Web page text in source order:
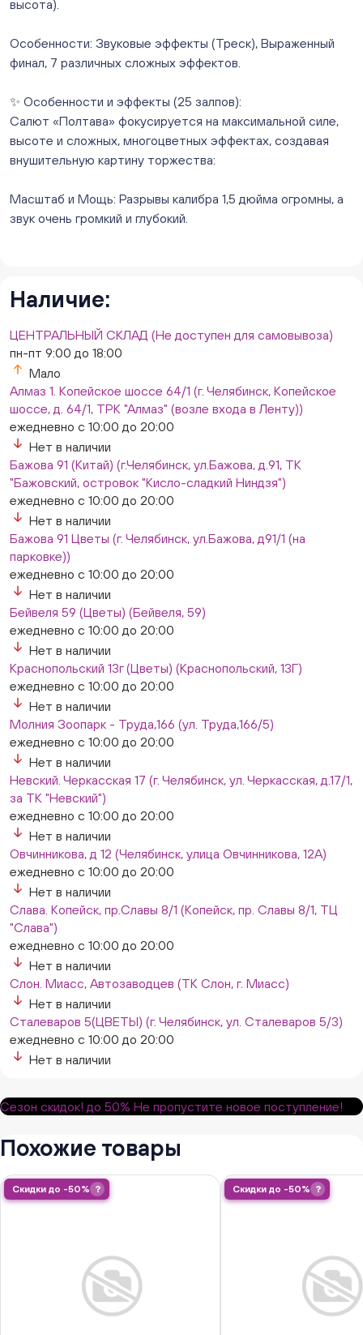
ежедневно с 10:00 до 20:00
высота).
Особенности: Звуковые эффекты (Треск), Выраженный
финал, 7 различных сложных эффектов.
✨ Особенности и эффекты (25 залпов):
Салют «Полтава» фокусируется на максимальной силе,
высоте и сложных, многоцветных эффектах, создавая
внушительную картину торжества:
Масштаб и Мощь: Разрывы калибра 1,5 дюйма огромны, а
звук очень громкий и глубокий.
Наличие:
ЦЕНТРАЛЬНЫЙ СКЛАД (Не доступен для самовывоза)
пн-пт 9:00 до 18:00
Мало
Алмаз 1. Копейское шоссе 64/1 (г. Челябинск, Копейское
шоссе, д. 64/1, ТРК "Алмаз" (возле входа в Ленту))
ежедневно с 10:00 до 20:00
Нет в наличии
Бажова 91 (Китай) (г.Челябинск, ул.Бажова, д.91, ТК
"Бажовский, островок "Кисло-сладкий Ниндзя")
ежедневно с 10:00 до 20:00
Нет в наличии
Бажова 91 Цветы (г. Челябинск, ул.Бажова, д91/1 (на
парковке))
ежедневно с 10:00 до 20:00
Нет в наличии
Бейвеля 59 (Цветы) (Бейвеля, 59)
ежедневно с 10:00 до 20:00
Нет в наличии
Краснопольский 13г (Цветы) (Краснопольский, 13Г)
ежедневно с 10:00 до 20:00
Нет в наличии
Молния Зоопарк - Труда,166 (ул. Труда,166/5)
ежедневно с 10:00 до 20:00
Нет в наличии
Невский. Черкасская 17 (г. Челябинск, ул. Черкасская, д.17/1,
за ТК "Невский")
ежедневно с 10:00 до 20:00
Нет в наличии
Овчинникова, д 12 (Челябинск, улица Овчинникова, 12А)
ежедневно с 10:00 до 20:00
Нет в наличии
Слава. Копейск, пр.Славы 8/1 (Копейск, пр. Славы 8/1, ТЦ
"Слава")
ежедневно с 10:00 до 20:00
Нет в наличии
Слон. Миасс, Автозаводцев (ТК Слон, г. Миасс)
Нет в наличии
Сталеваров 5(ЦВЕТЫ) (г. Челябинск, ул. Сталеваров 5/3)
ежедневно с 10:00 до 20:00
Нет в наличии
Сезон скидок! до 50% Не пропустите новое поступление!
Похожие товары
Скидки до -50% ? Скидки до -50% ?